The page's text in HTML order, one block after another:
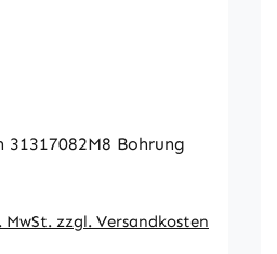
31317082M8 Bohrung
MwSt. zzgl. Versandkosten